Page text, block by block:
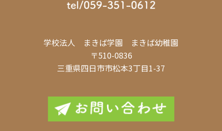
学校法人 まきば学園 まきば幼稚園
〒510-0836
三重県四日市市松本3丁目1-37